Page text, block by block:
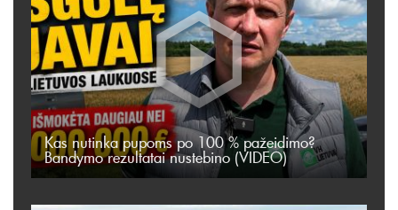
Kas nutinka pupoms po 100 % pažeidimo?
Bandymo rezultatai nustebino (VIDEO)